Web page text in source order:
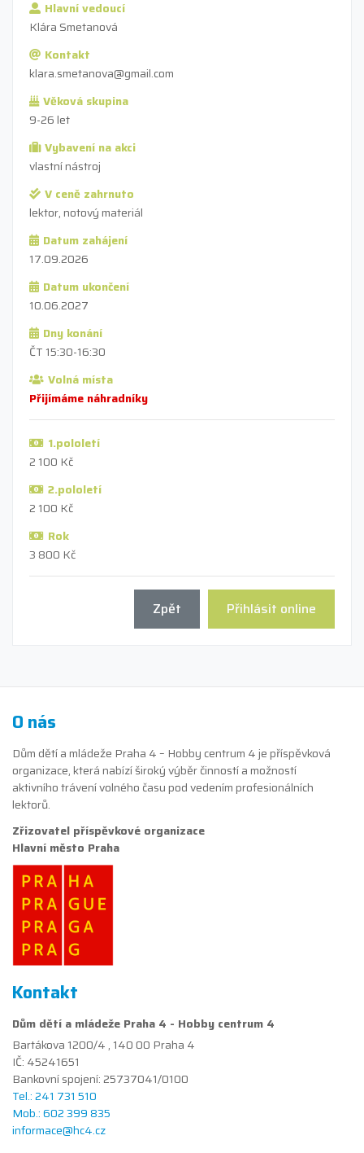
Hlavní vedoucí
Klára Smetanová
Kontakt
klara.smetanova@gmail.com
Věková skupina
9-26 let
Vybavení na akci
vlastní nástroj
V ceně zahrnuto
lektor, notový materiál
Datum zahájení
17.09.2026
Datum ukončení
10.06.2027
Dny konání
ČT 15:30-16:30
Volná místa
Přijímáme náhradníky
1.pololetí
2 100 Kč
2.pololetí
2 100 Kč
Rok
3 800 Kč
Přihlásit online
Zpět
O nás
Dům dětí a mládeže Praha 4 – Hobby centrum 4 je příspěvková
organizace, která nabízí široký výběr činností a možností
aktivního trávení volného času pod vedením profesionálních
lektorů.
Zřizovatel příspěvkové organizace
Hlavní město Praha
Kontakt
Dům dětí a mládeže Praha 4 - Hobby centrum 4
Bartákova 1200/4 , 140 00 Praha 4
IČ: 45241651
Bankovní spojení: 25737041/0100
Tel.: 241 731 510
Mob.: 602 399 835
informace@hc4.cz